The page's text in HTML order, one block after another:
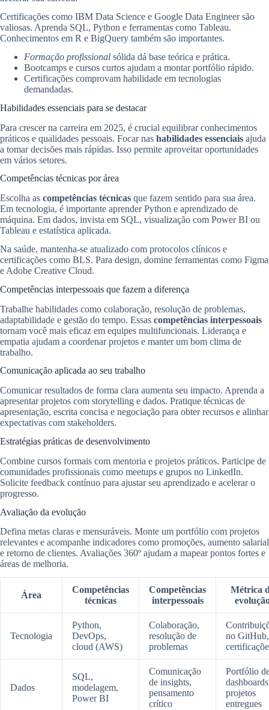
Certificações como IBM Data Science e Google Data Engineer são
valiosas. Aprenda SQL, Python e ferramentas como Tableau.
Conhecimentos em R e BigQuery também são importantes.
Formação profissional sólida dá base teórica e prática.
Bootcamps e cursos curtos ajudam a montar portfólio rápido.
Certificações comprovam habilidade em tecnologias
demandadas.
Habilidades essenciais para se destacar
Para crescer na carreira em 2025, é crucial equilibrar conhecimentos
práticos e qualidades pessoais. Focar nas habilidades essenciais ajuda
a tomar decisões mais rápidas. Isso permite aproveitar oportunidades
em vários setores.
Competências técnicas por área
Escolha as competências técnicas que fazem sentido para sua área.
Em tecnologia, é importante aprender Python e aprendizado de
máquina. Em dados, invista em SQL, visualização com Power BI ou
Tableau e estatística aplicada.
Na saúde, mantenha-se atualizado com protocolos clínicos e
certificações como BLS. Para design, domine ferramentas como Figma
e Adobe Creative Cloud.
Competências interpessoais que fazem a diferença
Trabalhe habilidades como colaboração, resolução de problemas,
adaptabilidade e gestão do tempo. Essas competências interpessoais
tornam você mais eficaz em equipes multifuncionais. Liderança e
empatia ajudam a coordenar projetos e manter um bom clima de
trabalho.
Comunicação aplicada ao seu trabalho
Comunicar resultados de forma clara aumenta seu impacto. Aprenda a
apresentar projetos com storytelling e dados. Pratique técnicas de
apresentação, escrita concisa e negociação para obter recursos e alinhar
expectativas com stakeholders.
Estratégias práticas de desenvolvimento
Combine cursos formais com mentoria e projetos práticos. Participe de
comunidades profissionais como meetups e grupos no LinkedIn.
Solicite feedback contínuo para ajustar seu aprendizado e acelerar o
progresso.
Avaliação da evolução
Defina metas claras e mensuráveis. Monte um portfólio com projetos
relevantes e acompanhe indicadores como promoções, aumento salarial
e retorno de clientes. Avaliações 360º ajudam a mapear pontos fortes e
áreas de melhoria.
Área
Competências
técnicas
Competências
interpessoais
Métrica
Tecnologia
Python,
DevOps,
cloud (AWS)
Colaboração,
resolução de
problemas
no GitHub,
Dados
SQL,
modelagem,
Power BI
Comunicação
de insights,
pensamento
crítico
Portfólio
projetos
entregues